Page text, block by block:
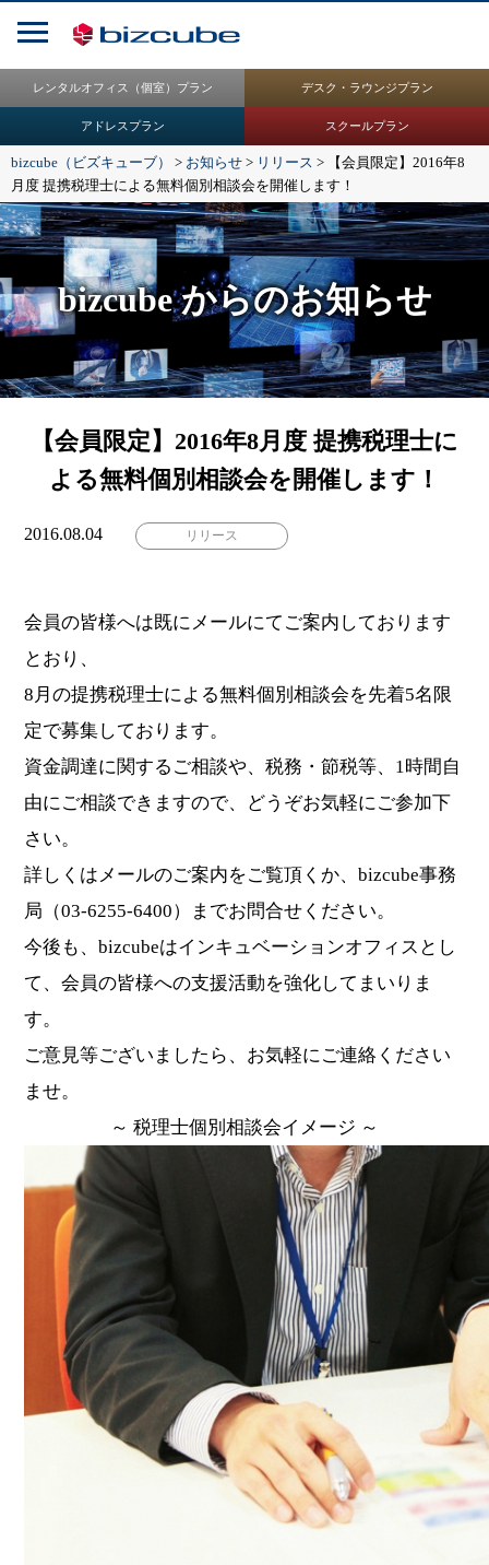
レンタルオフィス（個室）プラン デスク・ラウンジプラン
アドレスプラン スクールプラン
bizcube（ビズキューブ） > お知らせ > リリース >
【会員限定】2016年8
月度 提携税理士による無料個別相談会を開催します！
bizcube からのお知らせ
【会員限定】2016年8月度 提携税理士に
よる無料個別相談会を開催します！
2016.08.04 リリース
会員の皆様へは既にメールにてご案内しております
とおり、
8月の提携税理士による無料個別相談会を先着5名限
定で募集しております。
資金調達に関するご相談や、税務・節税等、1時間自
由にご相談できますので、どうぞお気軽にご参加下
さい。
詳しくはメールのご案内をご覧頂くか、bizcube事務
局（03-6255-6400）までお問合せください。
今後も、bizcubeはインキュベーションオフィスとし
て、会員の皆様への支援活動を強化してまいりま
す。
ご意見等ございましたら、お気軽にご連絡ください
ませ。
～ 税理士個別相談会イメージ ～